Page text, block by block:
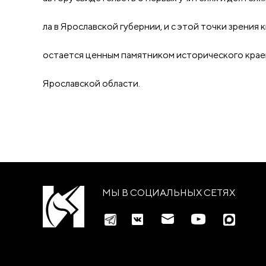
ла в Ярославской губернии, и с этой точки зрения
остается ценным памятником исторического
Ярославской области.
МЫ В СОЦИАЛЬНЫХ СЕТЯХ